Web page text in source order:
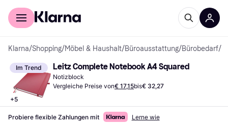
Für Shopper
Klarna/Shopping/Möbel & Haushalt/Büroausstattung/Bürobedarf/
Im Trend
+5
Leitz Complete Notebook A4 Squared
Notizblock
Vergleiche Preise von€ 17,15bis€ 32,27
Probiere flexible Zahlungen mit Lerne wie